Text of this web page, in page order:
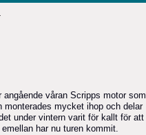
våran Scripps motor som
monterades mycket ihop och delar
under vintern varit för kallt för att
har nu turen kommit.